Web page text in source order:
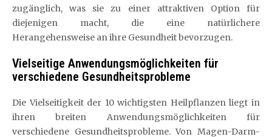
zugänglich, was sie zu einer attraktiven Option für
diejenigen macht, die eine natürlichere
Herangehensweise an ihre Gesundheit bevorzugen.
Vielseitige Anwendungsmöglichkeiten für
verschiedene Gesundheitsprobleme
Die Vielseitigkeit der 10 wichtigsten Heilpflanzen liegt in
ihren breiten Anwendungsmöglichkeiten für
verschiedene Gesundheitsprobleme. Von Magen-Darm-